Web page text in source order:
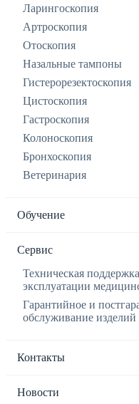
Ларингоскопия
Артроскопия
Отоскопия
Назальные тампоны
Гистерорезектоскопия
Цистоскопия
Гастроскопия
Колоноскопия
Бронхоскопия
Ветеринария
Обучение
Сервис
Техническая
эксплуатации
Гарантийное и
обслуживание изделий
Контакты
Новости